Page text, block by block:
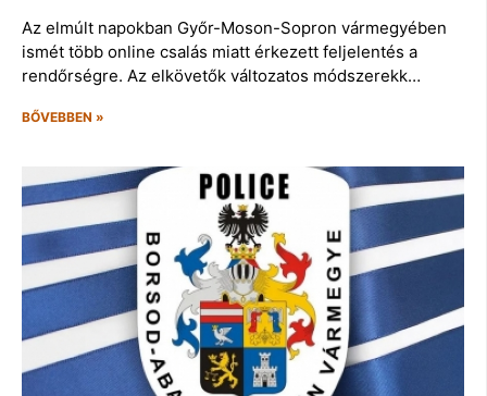
Az elmúlt napokban Győr-Moson-Sopron vármegyében
ismét több online csalás miatt érkezett feljelentés a
rendőrségre. Az elkövetők változatos módszerekk…
BŐVEBBEN »